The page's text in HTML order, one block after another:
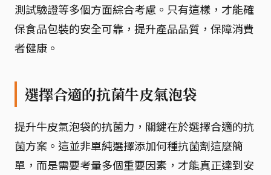
測試驗證等多個方面綜合考慮。只有這樣，才能確
保食品包裝的安全可靠，提升產品品質，保障消費
者健康。
選擇合適的抗菌牛皮氣泡袋
提升牛皮氣泡袋的抗菌力，關鍵在於選擇合適的抗
菌方案。這並非單純選擇添加何種抗菌劑這麼簡
單，而是需要考量多個重要因素，才能真正達到安